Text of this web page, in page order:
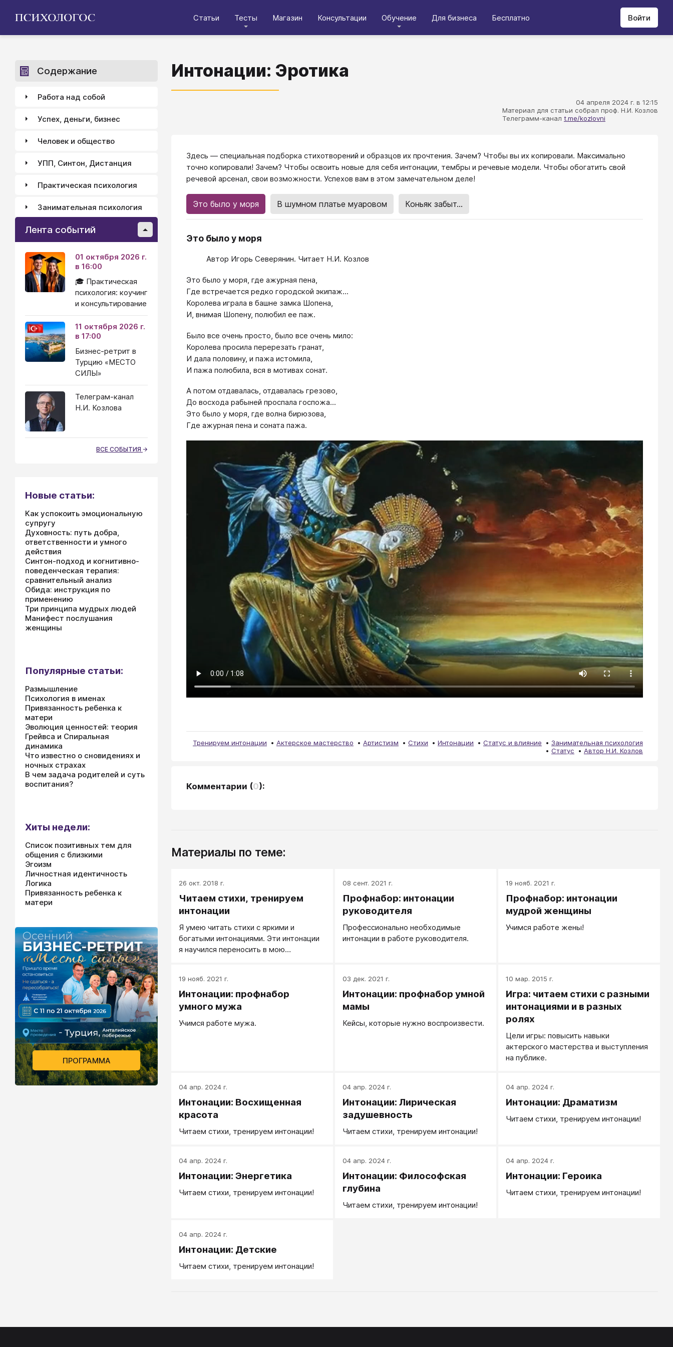
Статьи Тесты Магазин Консультации Обучение Для бизнеса Бесплатно Войти
Интонации: Эротика
04 апреля 2024 г. в 12:15
Материал для статьи собрал проф. Н.И. Козлов
Телеграмм-канал t.me/kozlovni
Здесь — специальная подборка стихотворений и образцов их прочтения. Зачем? Чтобы вы их копировали. Максимально
точно копировали! Зачем? Чтобы освоить новые для себя интонации, тембры и речевые модели. Чтобы обогатить свой
речевой арсенал, свои возможности. Успехов вам в этом замечательном деле!
Это было у моря В шумном платье муаровом Коньяк забыт...
Это было у моря
Автор Игорь Северянин. Читает Н.И. Козлов
Это было у моря, где ажурная пена,
Где встречается редко городской экипаж...
Королева играла в башне замка Шопена,
И, внимая Шопену, полюбил ее паж.
Было все очень просто, было все очень мило:
Королева просила перерезать гранат,
И дала половину, и пажа истомила,
И пажа полюбила, вся в мотивах сонат.
А потом отдавалась, отдавалась грезово,
До восхода рабыней проспала госпожа...
Это было у моря, где волна бирюзова,
Где ажурная пена и соната пажа.
Тренируем интонации Актерское мастерство Артистизм Стихи Интонации Статус и влияние
Занимательная психология
Статус
Автор Н.И. Козлов
Комментарии (0):
Материалы по теме:
26 окт. 2018 г.
Читаем стихи, тренируем
интонации
Я умею читать стихи с яркими и
богатыми интонациями. Эти интонации
я научился переносить в мою
08 сент. 2021 г.
Профнабор: интонации
руководителя
Профессионально необходимые
интонации в работе руководителя.
19 нояб. 2021 г.
Профнабор: интонации
мудрой женщины
Учимся работе жены!
19 нояб. 2021 г.
Интонации: профнабор
умного мужа
Учимся работе мужа.
03 дек. 2021 г.
Интонации: профнабор умной
мамы
Кейсы, которые нужно воспроизвести.
10 мар. 2015 г.
Игра: читаем стихи с разными
интонациями и в разных
ролях
Цели игры: повысить навыки
актерского мастерства и выступления
на публике.
04 апр. 2024 г.
Интонации: Восхищенная
красота
Читаем стихи, тренируем интонации!
04 апр. 2024 г.
Интонации: Лирическая
задушевность
Читаем стихи, тренируем интонации!
04 апр. 2024 г.
Интонации: Драматизм
Читаем стихи, тренируем интонации!
04 апр. 2024 г.
Интонации: Энергетика
Читаем стихи, тренируем интонации!
04 апр. 2024 г.
Интонации: Философская
глубина
Читаем стихи, тренируем интонации!
04 апр. 2024 г.
Интонации: Героика
Читаем стихи, тренируем интонации!
04 апр. 2024 г.
Интонации: Детские
Читаем стихи, тренируем интонации!
Содержание
Работа над собой
Успех, деньги, бизнес
Человек и общество
УПП, Синтон, Дистанция
Практическая психология
Занимательная психология
Лента событий
01 октября 2026 г.
в 16:00
🎓 Практическая
психология: коучинг
и консультирование
11 октября 2026 г.
в 17:00
Бизнес-ретрит в
Турцию «МЕСТО
СИЛЫ»
Телеграм-канал
Н.И. Козлова
ВСЕ СОБЫТИЯ
Новые статьи:
Как успокоить эмоциональную
супругу
Духовность: путь добра,
ответственности и умного
действия
Синтон-подход и когнитивно-
поведенческая терапия:
сравнительный анализ
Обида: инструкция по
применению
Три принципа мудрых людей
Манифест послушания
женщины
Популярные статьи:
Размышление
Психология в именах
Привязанность ребенка к
матери
Эволюция ценностей: теория
Грейвса и Спиральная
динамика
Что известно о сновидениях и
ночных страхах
В чем задача родителей и суть
воспитания?
Хиты недели:
Список позитивных тем для
общения с близкими
Эгоизм
Личностная идентичность
Логика
Привязанность ребенка к
матери
ПРОГРАММА